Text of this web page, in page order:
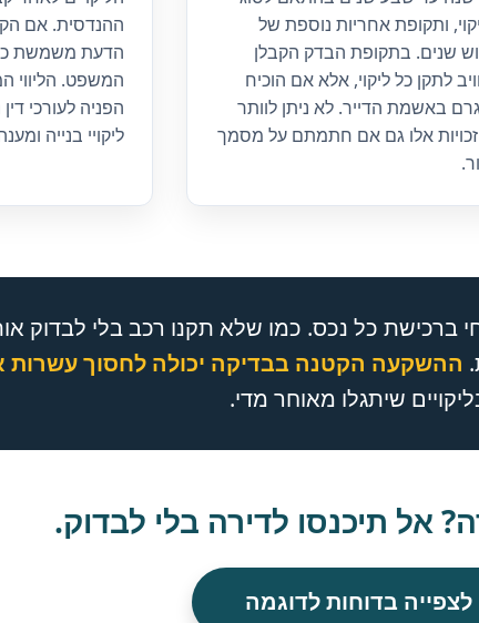
ותקופת אחריות נוספת של
שנים. בתקופת הבדק הקבלן
לתקן כל ליקוי, אלא אם הוכיח
באשמת הדייר. לא ניתן לוותר
אלו גם אם חתמתם על מסמך
ההנדסית. אם
הדעת משמשת
המשפט. הליווי
הפניה לעורכי
ליקויי בנייה
ברכישת כל נכס. כמו שלא תקנו רכב בלי לבדוק
ההשקעה הקטנה בבדיקה יכולה לחסוך עשרות
שיתגלו מאוחר מדי.
אל תיכנסו לדירה בלי לבדוק.
לצפייה בדוחות לדוגמה